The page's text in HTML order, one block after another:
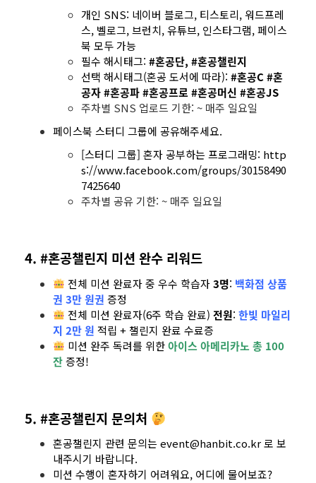
개인 SNS: 네이버 블로그, 티스토리, 워드프레
스, 벨로그, 브런치, 유튜브, 인스타그램, 페이스
북 모두 가능
필수 해시태그: #혼공단, #혼공챌린지
선택 해시태그(혼공 도서에 따라): #혼공C #혼
공자 #혼공파 #혼공프로 #혼공머신 #혼공JS
주차별 SNS 업로드 기한: ~ 매주 일요일
페이스북 스터디 그룹에 공유해주세요.
[스터디 그룹] 혼자 공부하는 프로그래밍: http
s://www.facebook.com/groups/30158490
7425640
주차별 공유 기한: ~ 매주 일요일
4. #혼공챌린지 미션 완수 리워드
전체 미션 완료자 중 우수 학습자3명: 백화점 상품
권 3만 원권 증정
전체 미션 완료자(6주 학습 완료)전원:한빛 마일리
지 2만 원 적립 + 챌린지 완료 수료증
미션 완주 독려를 위한아이스 아메리카노 총 100
잔증정!
5. #혼공챌린지 문의처
혼공챌린지 관련 문의는 event@hanbit.co.kr 로 보
내주시기 바랍니다.
미션 수행이 혼자하기 어려워요, 어디에 물어보죠?